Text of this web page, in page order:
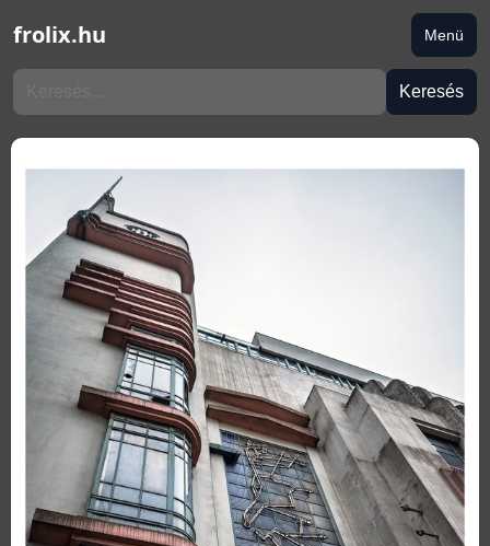
frolix.hu
Keresés
Menü